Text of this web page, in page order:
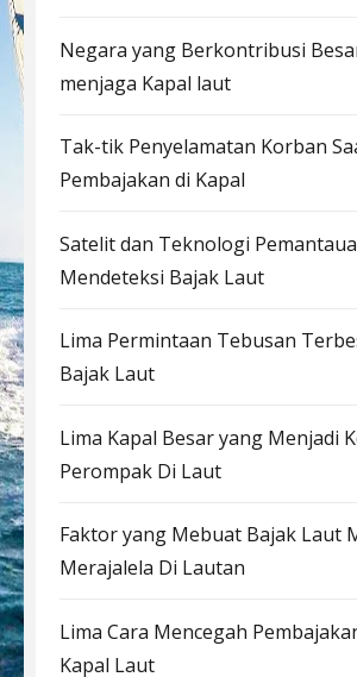
Negara yang Berkontribusi
menjaga Kapal laut
Tak-tik Penyelamatan Korban
Pembajakan di Kapal
Satelit dan Teknologi
Mendeteksi Bajak Laut
Lima Permintaan Tebusan
Bajak Laut
Lima Kapal Besar yang Menjadi
Perompak Di Laut
Faktor yang Mebuat Bajak Laut
Merajalela Di Lautan
Lima Cara Mencegah
Kapal Laut